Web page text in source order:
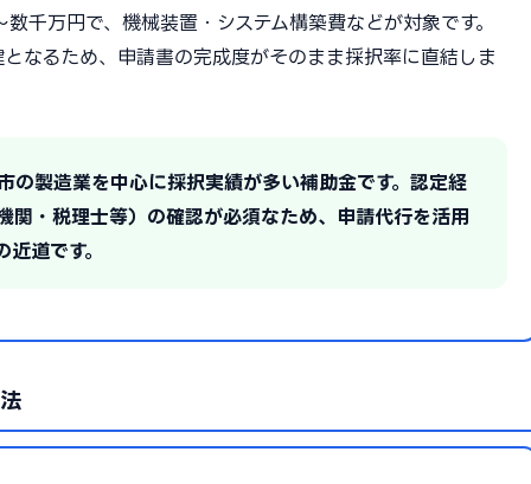
万円で、機械装置・システム構築費などが対象です。
なるため、申請書の完成度がそのまま採択率に直結しま
の製造業を中心に採択実績が多い補助金です。認定経
関・税理士等）の確認が必須なため、申請代行を活用
道です。